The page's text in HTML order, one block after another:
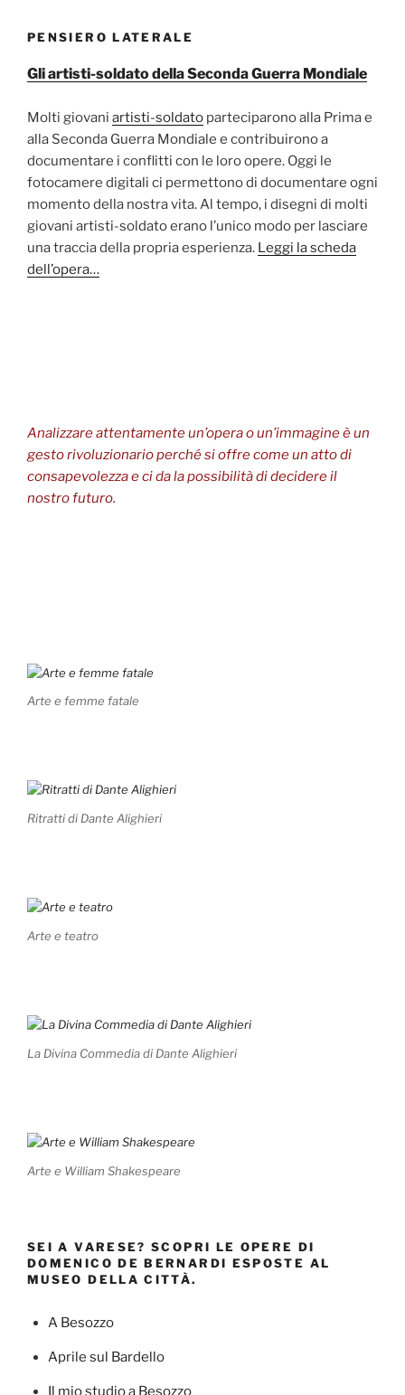
PENSIERO LATERALE
Gli artisti-soldato della Seconda Guerra Mondiale
Molti giovani artisti-soldato parteciparono alla Prima e
alla Seconda Guerra Mondiale e contribuirono a
documentare i conflitti con le loro opere. Oggi le
fotocamere digitali ci permettono di documentare ogni
momento della nostra vita. Al tempo, i disegni di molti
giovani artisti-soldato erano l’unico modo per lasciare
una traccia della propria esperienza. Leggi la scheda
dell’opera…
Analizzare attentamente un’opera o un’immagine è un
gesto rivoluzionario perché si offre come un atto di
consapevolezza e ci da la possibilità di decidere il
nostro futuro.
Arte e femme fatale
Ritratti di Dante Alighieri
Arte e teatro
La Divina Commedia di Dante Alighieri
Arte e William Shakespeare
SEI A VARESE? SCOPRI LE OPERE DI
DOMENICO DE BERNARDI ESPOSTE AL
MUSEO DELLA CITTÀ.
A Besozzo
Aprile sul Bardello